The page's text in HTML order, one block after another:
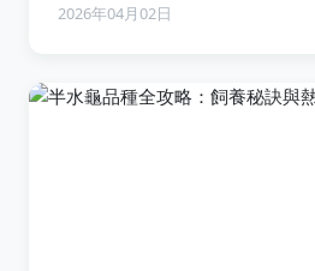
2026年04月02日